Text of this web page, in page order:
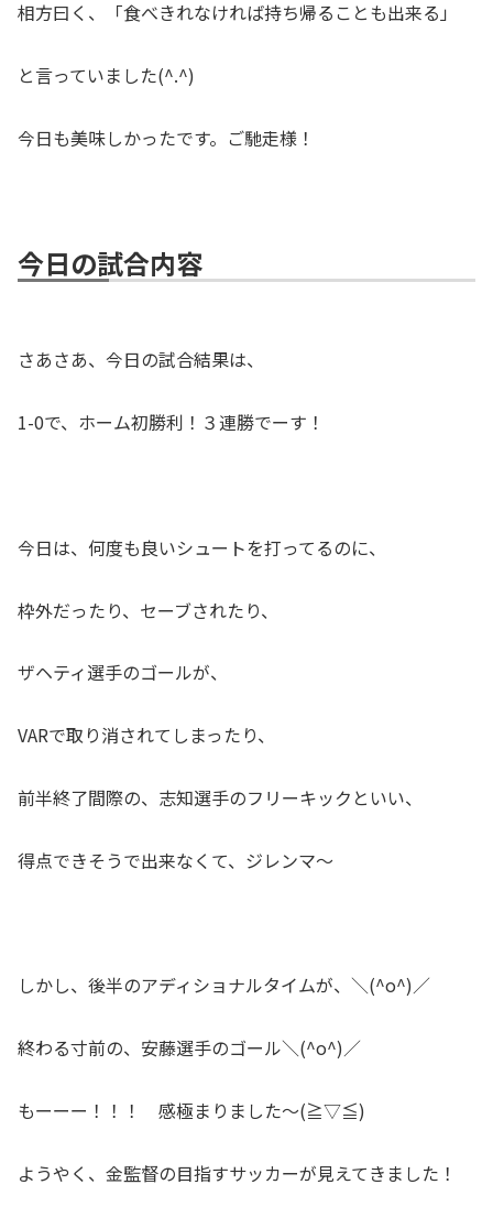
相方曰く、「食べきれなければ持ち帰ることも出来る」
と言っていました(^.^)
今日も美味しかったです。ご馳走様！
今日の試合内容
さあさあ、今日の試合結果は、
1-0で、ホーム初勝利！３連勝でーす！
今日は、何度も良いシュートを打ってるのに、
枠外だったり、セーブされたり、
ザヘティ選手のゴールが、
VARで取り消されてしまったり、
前半終了間際の、志知選手のフリーキックといい、
得点できそうで出来なくて、ジレンマ～
しかし、後半のアディショナルタイムが、＼(^o^)／
終わる寸前の、安藤選手のゴール＼(^o^)／
もーーー！！！ 感極まりました～(≧▽≦)
ようやく、金監督の目指すサッカーが見えてきました！